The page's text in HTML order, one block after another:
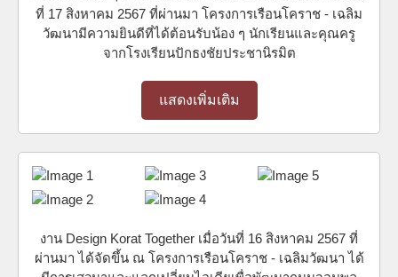
ที่ 17 สิงหาคม 2567 ที่ผ่านมา โครงการเรือนโคราช - เฉลิม
วัฒนามีความยินดีที่ได้ต้อนรับน้อง ๆ นักเรียนและคุณครู
จากโรงเรียนปักธงชัยประชานิรมิต
แสดงเพิ่มเติม
งาน Design Korat Together เมื่อวันที่ 16 สิงหาคม 2567 ที่
ผ่านมา ได้จัดขึ้น ณ โครงการเรือนโคราช - เฉลิมวัฒนา ได้